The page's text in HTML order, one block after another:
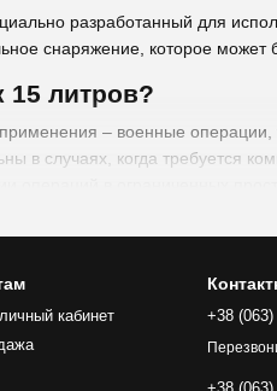
разработанный для
снаряжение, которое может
15 литров?
– военные операции,
случаях, когда требуется
необходимо переносить
пространство для
кабинет
+38